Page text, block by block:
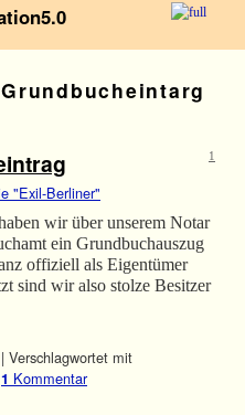
Grundbucheintarg
"Exil-Berliner"
1
wir über unserem Notar
ein Grundbuchauszug
offiziell als Eigentümer
sind wir also stolze Besitzer
| Verschlagwortet mit
1 Kommentar